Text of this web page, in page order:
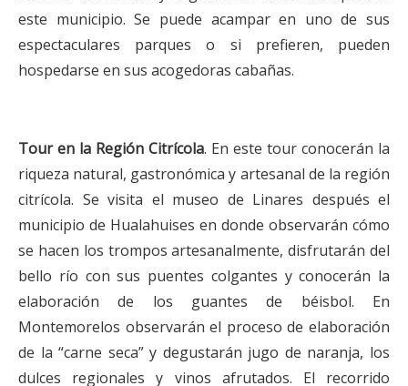
este municipio. Se puede acampar en uno de sus
espectaculares parques o si prefieren, pueden
hospedarse en sus acogedoras cabañas.
Tour en la Región Citrícola. En este tour conocerán la
riqueza natural, gastronómica y artesanal de la región
citrícola. Se visita el museo de Linares después el
municipio de Hualahuises en donde observarán cómo
se hacen los trompos artesanalmente, disfrutarán del
bello río con sus puentes colgantes y conocerán la
elaboración de los guantes de béisbol. En
Montemorelos observarán el proceso de elaboración
de la “carne seca” y degustarán jugo de naranja, los
dulces regionales y vinos afrutados. El recorrido